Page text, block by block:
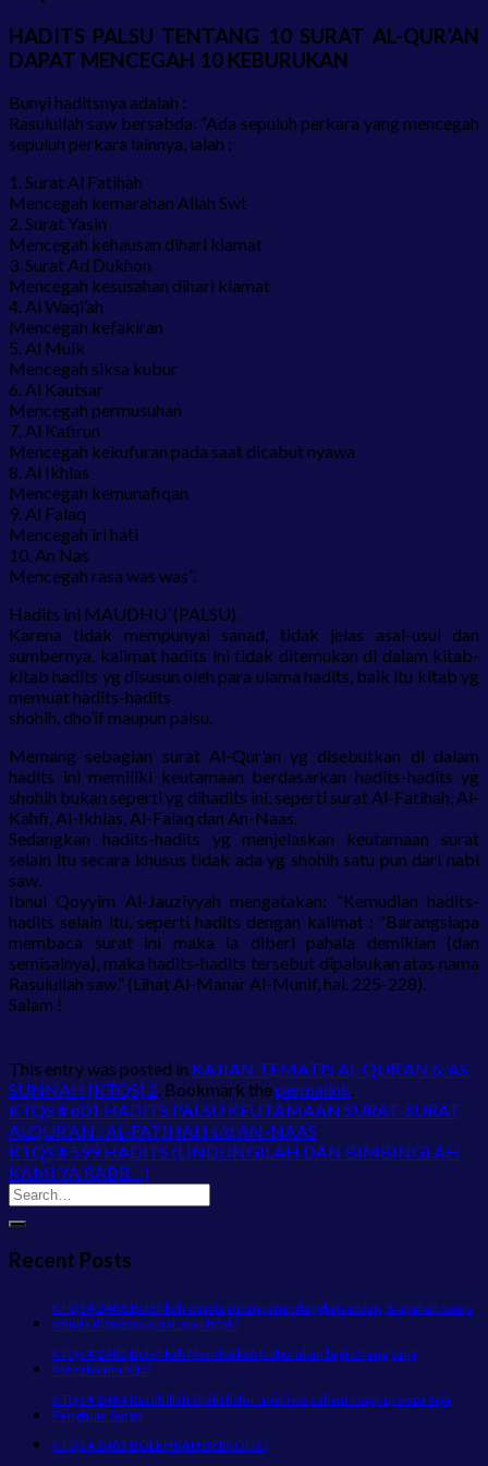
HADITS PALSU TENTANG 10 SURAT AL-QUR’AN
DAPAT MENCEGAH 10 KEBURUKAN
Bunyi haditsnya adalah :
Rasulullah saw bersabda: “Ada sepuluh perkara yang mencegah
sepuluh perkara lainnya, ialah :
1. Surat Al Fatihah
Mencegah kemarahan Allah Swt
2. Surat Yasin
Mencegah kehausan dihari kiamat
3. Surat Ad Dukhon
Mencegah kesusahan dihari kiamat
4. Al Waqi’ah
Mencegah kefakiran
5. Al Mulk
Mencegah siksa kubur
6. Al Kautsar
Mencegah permusuhan
7. Al Kafirun
Mencegah kekufuran pada saat dicabut nyawa
8. Al Ikhlas
Mencegah kemunafiqan
9. Al Falaq
Mencegah iri hati
10. An Nas
Mencegah rasa was was”.
Hadits ini MAUDHU’ (PALSU).
Karena tidak mempunyai sanad, tidak jelas asal-usul dan
sumbernya, kalimat hadits ini tidak ditemukan di dalam kitab-
kitab hadits yg disusun oleh para ulama hadits, baik itu kitab yg
memuat hadits-hadits
shohih, dho’if maupun palsu.
Memang sebagian surat Al-Qur’an yg disebutkan di dalam
hadits ini memiliki keutamaan berdasarkan hadits-hadits yg
shohih bukan seperti yg dihadits ini, seperti surat Al-Fatihah, Al-
Kahfi, Al-Ikhlas, Al-Falaq dan An-Naas.
Sedangkan hadits-hadits yg menjelaskan keutamaan surat
selain itu secara khusus tidak ada yg shohih satu pun dari nabi
saw.
Ibnul Qoyyim Al-Jauziyyah mengatakan: “Kemudian hadits-
hadits selain itu, seperti hadits dengan kalimat : “Barangsiapa
membaca surat ini maka ia diberi pahala demikian (dan
semisalnya), maka hadits-hadits tersebut dipalsukan atas nama
Rasulullah saw.” (Lihat Al-Manar Al-Munif, hal. 225-228).
Salam !
This entry was posted in KAJIAN TEMATIS AL-QUR’AN & AS-
SUNNAH (KTQS) 2. Bookmark thepermalink.
KTQS # 601 HADITS PALSU KEUTAMAAN SURAT-SURAT
ALQUR’AN : AL-FATIHAH s/d AN-NAAS
KTQS # 599 HADITS (LINDUNGILAH DAN BIMBINGLAH
KAMI YA RABB…)
Recent Posts
KTQS # 2486 Bolehkah wanita mengumandangkan adzan, & apakah suara
wanita dianggap aurat atau tidak?
KTQS # 2485 Bolehkah Mendoakan Keburukan bagi Orang yang
Menzhalimi Kita?
KTQS # 2484 Rasulullah Shallallahu ‘alaihi wa sallam Ungkap Siapa Saja
Penghuni Surga
KTQS # 2483 BOLEHKAH BERFOTO?